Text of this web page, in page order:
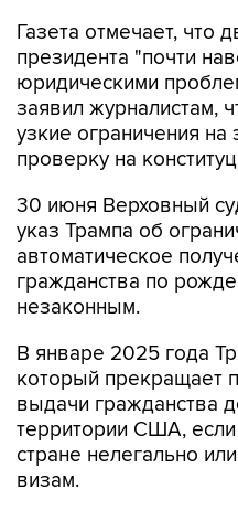
Газета отмечает, что
президента "почти
юридическими
заявил журналистам,
узкие ограничения на
проверку на
30 июня Верховный
указ Трампа об
автоматическое
гражданства по
незаконным.
В январе 2025 года
который прекращает
выдачи гражданства
территории США, если
стране нелегально
визам.